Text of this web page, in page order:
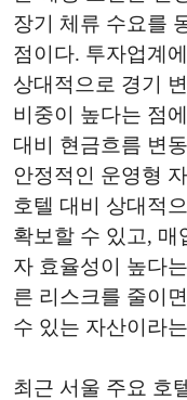
장기 체류 수요를
점이다. 투자업계
상대적으로 경기
비중이 높다는 점
대비 현금흐름 변
안정적인 운영형
호텔 대비 상대적
확보할 수 있고, 매
자 효율성이 높다
른 리스크를 줄이
수 있는 자산이라
최근 서울 주요 호